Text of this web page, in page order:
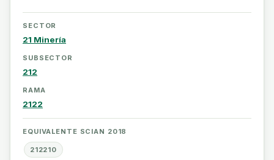
SECTOR
21 Minería
SUBSECTOR
212
RAMA
2122
EQUIVALENTE SCIAN 2018
212210